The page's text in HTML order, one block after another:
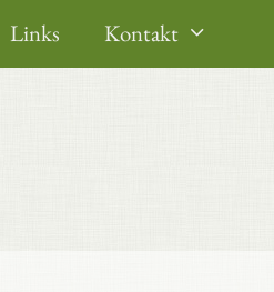
Links Kontakt